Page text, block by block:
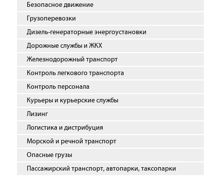
Безопасное движение
Грузоперевозки
Дизель-генераторные энергоустановки
Дорожные службы и ЖКХ
Железнодорожный транспорт
Контроль легкового транспорта
Контроль персонала
Курьеры и курьерские службы
Лизинг
Логистика и дистрибуция
Морской и речной транспорт
Опасные грузы
Пассажирский транспорт, автопарки, таксопарки